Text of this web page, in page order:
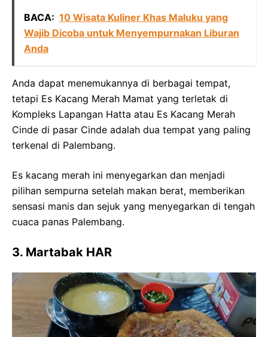
BACA: 10 Wisata Kuliner Khas Maluku yang
Wajib Dicoba untuk Menyempurnakan Liburan
Anda
Anda dapat menemukannya di berbagai tempat,
tetapi Es Kacang Merah Mamat yang terletak di
Kompleks Lapangan Hatta atau Es Kacang Merah
Cinde di pasar Cinde adalah dua tempat yang paling
terkenal di Palembang.
Es kacang merah ini menyegarkan dan menjadi
pilihan sempurna setelah makan berat, memberikan
sensasi manis dan sejuk yang menyegarkan di tengah
cuaca panas Palembang.
3. Martabak HAR